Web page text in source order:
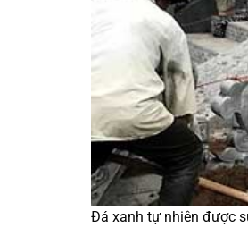
Đá xanh tự nhiên được